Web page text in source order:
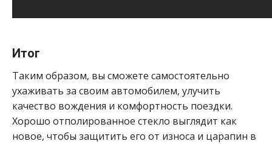
Итог
Таким образом, вы сможете самостоятельно
ухаживать за своим автомобилем, улучить
качество вождения и комфортность поездки.
Хорошо отполированное стекло выглядит как
новое, чтобы защитить его от износа и царапин в